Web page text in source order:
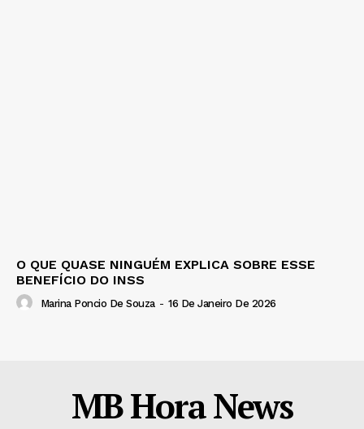
O QUE QUASE NINGUÉM EXPLICA SOBRE ESSE
BENEFÍCIO DO INSS
Marina Poncio De Souza - 16 De Janeiro De 2026
MB Hora News